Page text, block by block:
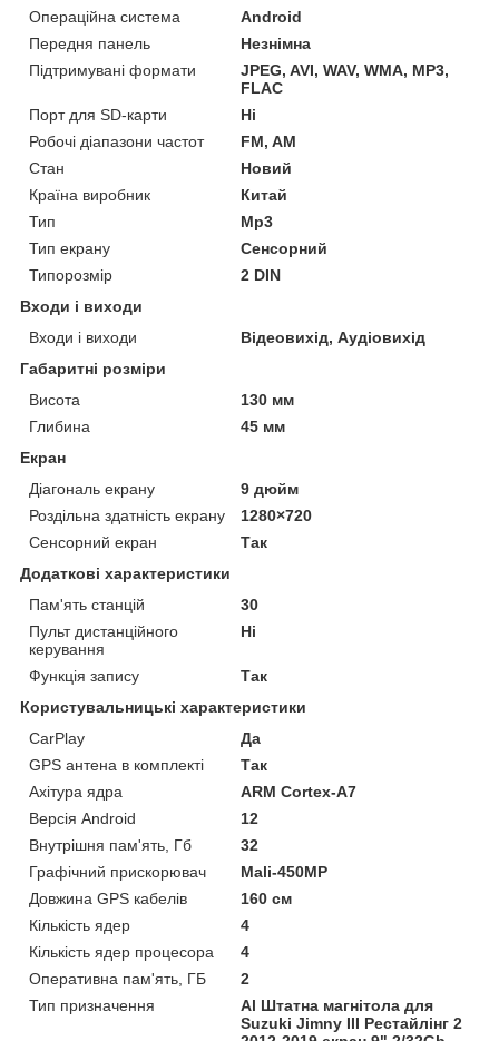
Операційна система
Android
Передня панель
Незнімна
Підтримувані формати
JPEG, AVI, WAV, WMA, MP3,
FLAC
Порт для SD-карти
Ні
Робочі діапазони частот
FM, AM
Стан
Новий
Країна виробник
Китай
Тип
Mp3
Тип екрану
Сенсорний
Типорозмір
2 DIN
Входи і виходи
Входи і виходи
Відеовихід, Аудіовихід
Габаритні розміри
Висота
130 мм
Глибина
45 мм
Екран
Діагональ екрану
9 дюйм
Роздільна здатність екрану
1280×720
Сенсорний екран
Так
Додаткові характеристики
Пам'ять станцій
30
Пульт дистанційного
керування
Ні
Функція запису
Так
Користувальницькі характеристики
CarPlay
Да
GPS антена в комплекті
Так
Ахітура ядра
ARM Cortex-A7
Версія Android
12
Внутрішня пам'ять, Гб
32
Графічний прискорювач
Mali-450MP
Довжина GPS кабелів
160 см
Кількість ядер
4
Кількість ядер процесора
4
Оперативна пам'ять, ГБ
2
Тип призначення
Al Штатна магнітола для
Suzuki Jimny III Рестайлінг 2